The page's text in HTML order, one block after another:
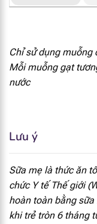
Vitamin B6
Canxi
Phốt pho
Chỉ sử dụng muỗng
Mỗi muỗng gạt
nước
Lưu ý
Sữa mẹ là thức ăn
chức Y tế Thế giới
hoàn toàn bằng
khi trẻ tròn 6 tháng